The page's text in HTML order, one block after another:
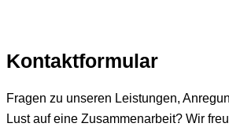
Kontaktformular
Fragen zu unseren Leistungen,
Lust auf eine Zusammenarbeit? Wir